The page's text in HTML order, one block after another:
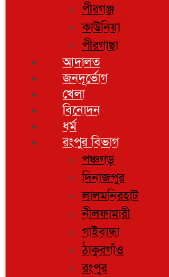
পীরগঞ্জ
কাউনিয়া
পীরগাছা
আদালত
জনদূর্ভোগ
খেলা
বিনোদন
ধর্ম
রংপুর বিভাগ
পঞ্চগড়
দিনাজপুর
লালমনিরহাট
নীলফামারী
গাইবান্ধা
ঠাকুরগাঁও
রংপুর